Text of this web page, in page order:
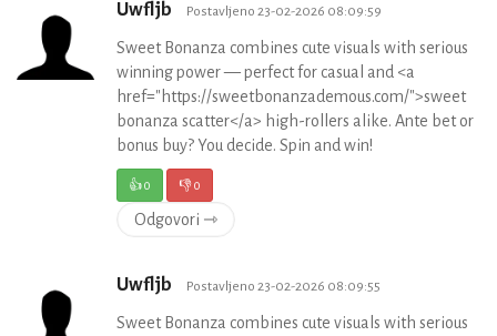
Uwfljb Postavljeno 23-02-2026 08:09:59
Sweet Bonanza combines cute visuals with serious
winning power — perfect for casual and <a
href="https://sweetbonanzademous.com/">sweet
bonanza scatter</a> high-rollers alike. Ante bet or
bonus buy? You decide. Spin and win!
👍0 👎0
Odgovori ⇾
Uwfljb Postavljeno 23-02-2026 08:09:55
Sweet Bonanza combines cute visuals with serious